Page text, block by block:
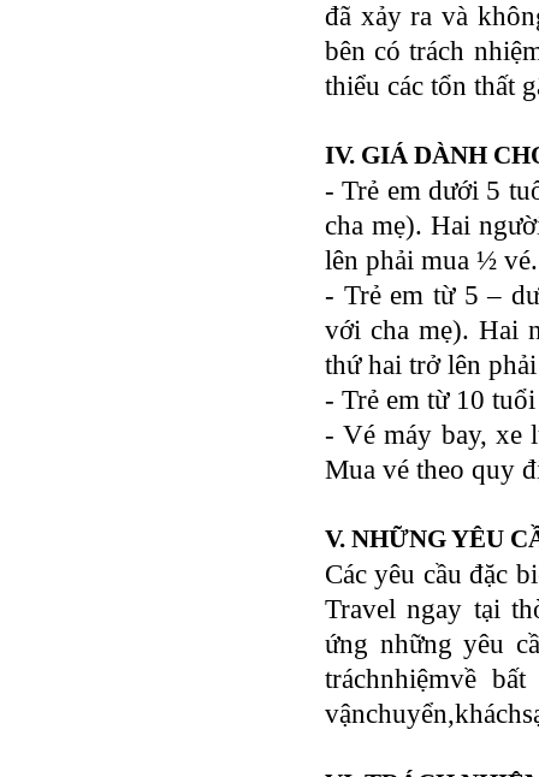
đã xảy ra và
bên có trách
thiểu các tổn thất
IV. GIÁ DÀNH
- Trẻ em dưới 5
cha mẹ). Hai
lên phải mua ½ vé.
- Trẻ em từ 5 –
với cha mẹ). Hai
thứ hai trở lên
- Trẻ em từ 10
- Vé máy bay, xe
Mua vé theo quy
V. NHỮNG YÊU
Các yêu cầu đặc
Travel ngay tại
ứng những yêu
tráchnhiệmvề